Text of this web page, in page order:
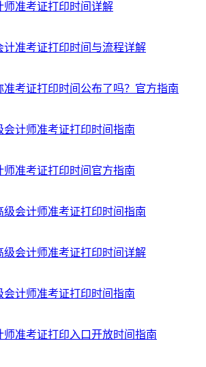
师准考证打印时间详解
计准考证打印时间与流程详解
准考证打印时间公布了吗？官方指南
会计师准考证打印时间指南
师准考证打印时间官方指南
级会计师准考证打印时间指南
级会计师准考证打印时间详解
会计师准考证打印时间指南
师准考证打印入口开放时间指南